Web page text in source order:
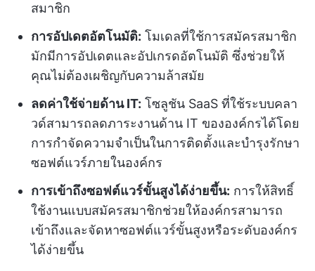
สมาชิก
การอัปเดตอัตโนมัติ: โมเดลที่ใช้การสมัครสมาชิก
มักมีการอัปเดตและอัปเกรดอัตโนมัติ ซึ่งช่วยให้
คุณไม่ต้องเผชิญกับความล้าสมัย
ลดค่าใช้จ่ายด้าน IT: โซลูชัน SaaS ที่ใช้ระบบคลา
วด์สามารถลดภาระงานด้าน IT ขององค์กรได้โดย
การกำจัดความจำเป็นในการติดตั้งและบำรุงรักษา
ซอฟต์แวร์ภายในองค์กร
การเข้าถึงซอฟต์แวร์ขั้นสูงได้ง่ายขึ้น: การให้สิทธิ์
ใช้งานแบบสมัครสมาชิกช่วยให้องค์กรสามารถ
เข้าถึงและจัดหาซอฟต์แวร์ขั้นสูงหรือระดับองค์กร
ได้ง่ายขึ้น